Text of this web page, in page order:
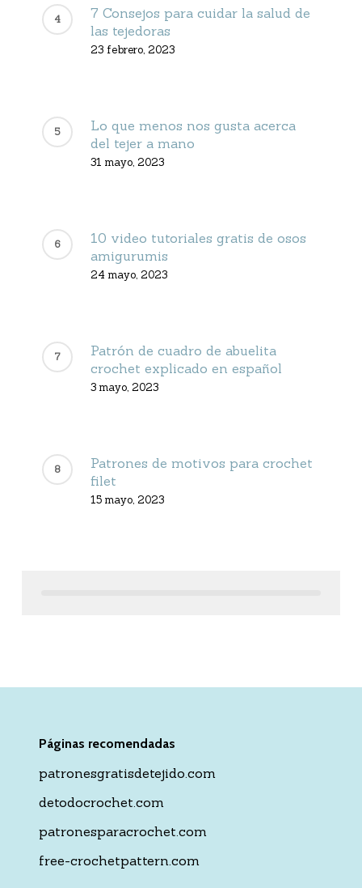
7 Consejos para cuidar la salud de
las tejedoras
23 febrero, 2023
Lo que menos nos gusta acerca
del tejer a mano
31 mayo, 2023
10 video tutoriales gratis de osos
amigurumis
24 mayo, 2023
Patrón de cuadro de abuelita
crochet explicado en español
3 mayo, 2023
Patrones de motivos para crochet
filet
15 mayo, 2023
Páginas recomendadas
patronesgratisdetejido.com
detodocrochet.com
patronesparacrochet.com
free-crochetpattern.com